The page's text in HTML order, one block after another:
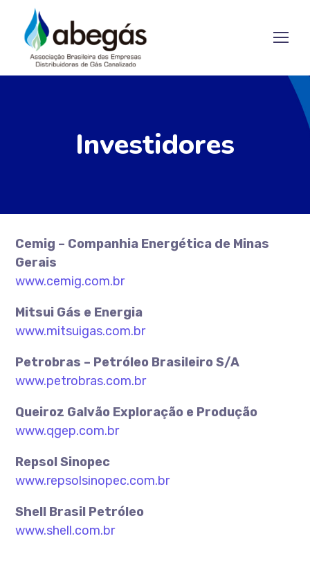
Investidores
Cemig – Companhia Energética de Minas
Gerais
www.cemig.com.br
Mitsui Gás e Energia
www.mitsuigas.com.br
Petrobras – Petróleo Brasileiro S/A
www.petrobras.com.br
Queiroz Galvão Exploração e Produção
www.qgep.com.br
Repsol Sinopec
www.repsolsinopec.com.br
Shell Brasil Petróleo
www.shell.com.br